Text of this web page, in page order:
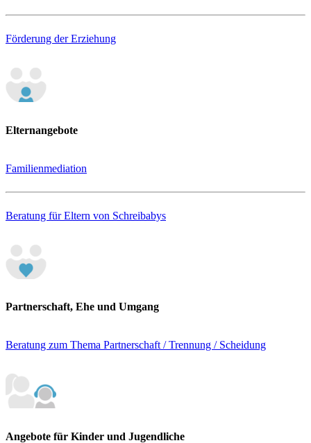
Förderung der Erziehung
Elternangebote
Familienmediation
Beratung für Eltern von Schreibabys
Partnerschaft, Ehe und Umgang
Beratung zum Thema Partnerschaft / Trennung / Scheidung
Angebote für Kinder und Jugendliche